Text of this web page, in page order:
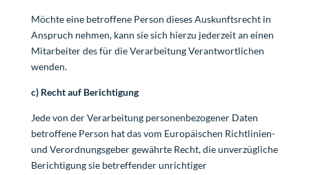
Möchte eine betroffene Person dieses Auskunftsrecht in
Anspruch nehmen, kann sie sich hierzu jederzeit an einen
Mitarbeiter des für die Verarbeitung Verantwortlichen
wenden.
c) Recht auf Berichtigung
Jede von der Verarbeitung personenbezogener Daten
betroffene Person hat das vom Europäischen Richtlinien-
und Verordnungsgeber gewährte Recht, die unverzügliche
Berichtigung sie betreffender unrichtiger